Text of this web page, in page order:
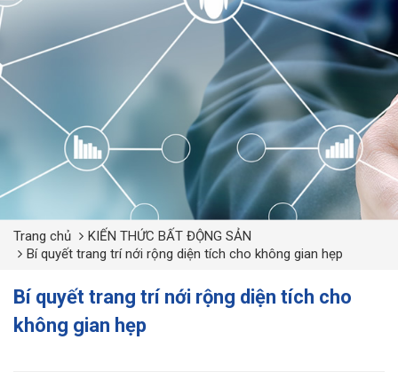
Trang chủ
KIẾN THỨC BẤT ĐỘNG SẢN
Bí quyết trang trí nới rộng diện tích cho không gian hẹp
Bí quyết trang trí nới rộng diện tích cho
không gian hẹp